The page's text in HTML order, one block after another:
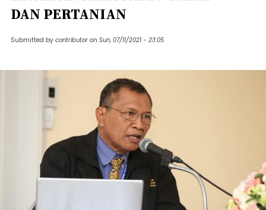
DAN PERTANIAN
Submitted by contributor on Sun, 07/11/2021 - 23:05